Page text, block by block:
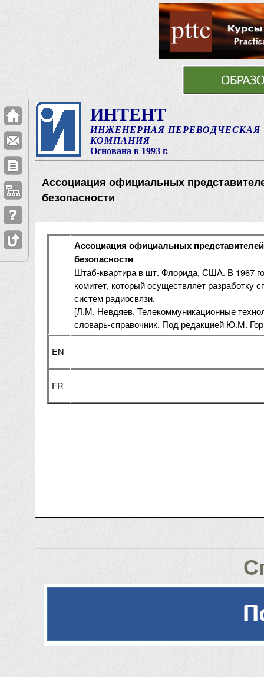
ИНТЕНТ
ИНЖЕНЕРНАЯ ПЕРЕВОДЧЕСКАЯ
КОМПАНИЯ
Основана в 1993 г.
Ассоциация официальных
безопасности
Ассоциация официальных
безопасности
Штаб-квартира в шт. Флорида, США. В 1967
комитет, который осуществляет разработку
систем радиосвязи.
[Л.М. Невдяев. Телекоммуникационные
словарь-справочник. Под редакцией Ю.М.
EN
FR